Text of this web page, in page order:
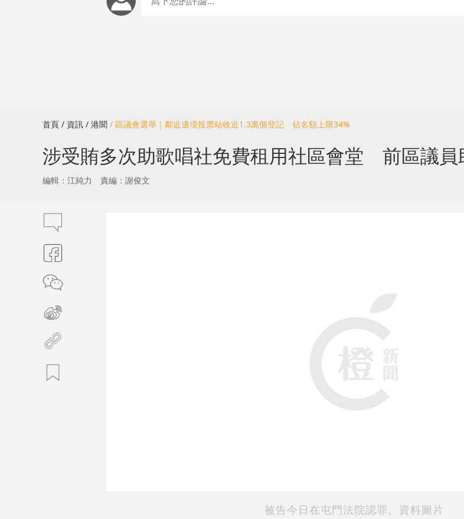
首頁 / 資訊 / 港聞 / 區議會選舉｜鄰近邊境投票站收近1.3萬個登記 佔名額上限34%
涉受賄多次助歌唱社免費租用社區會堂 前區議員
編輯：江純力 責編：謝俊文
被告今日在屯門法院認罪。資料圖片